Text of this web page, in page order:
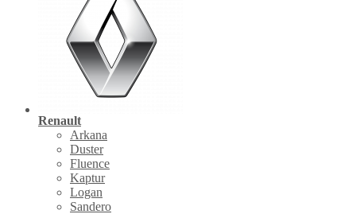
Renault
Arkana
Duster
Fluence
Kaptur
Logan
Sandero